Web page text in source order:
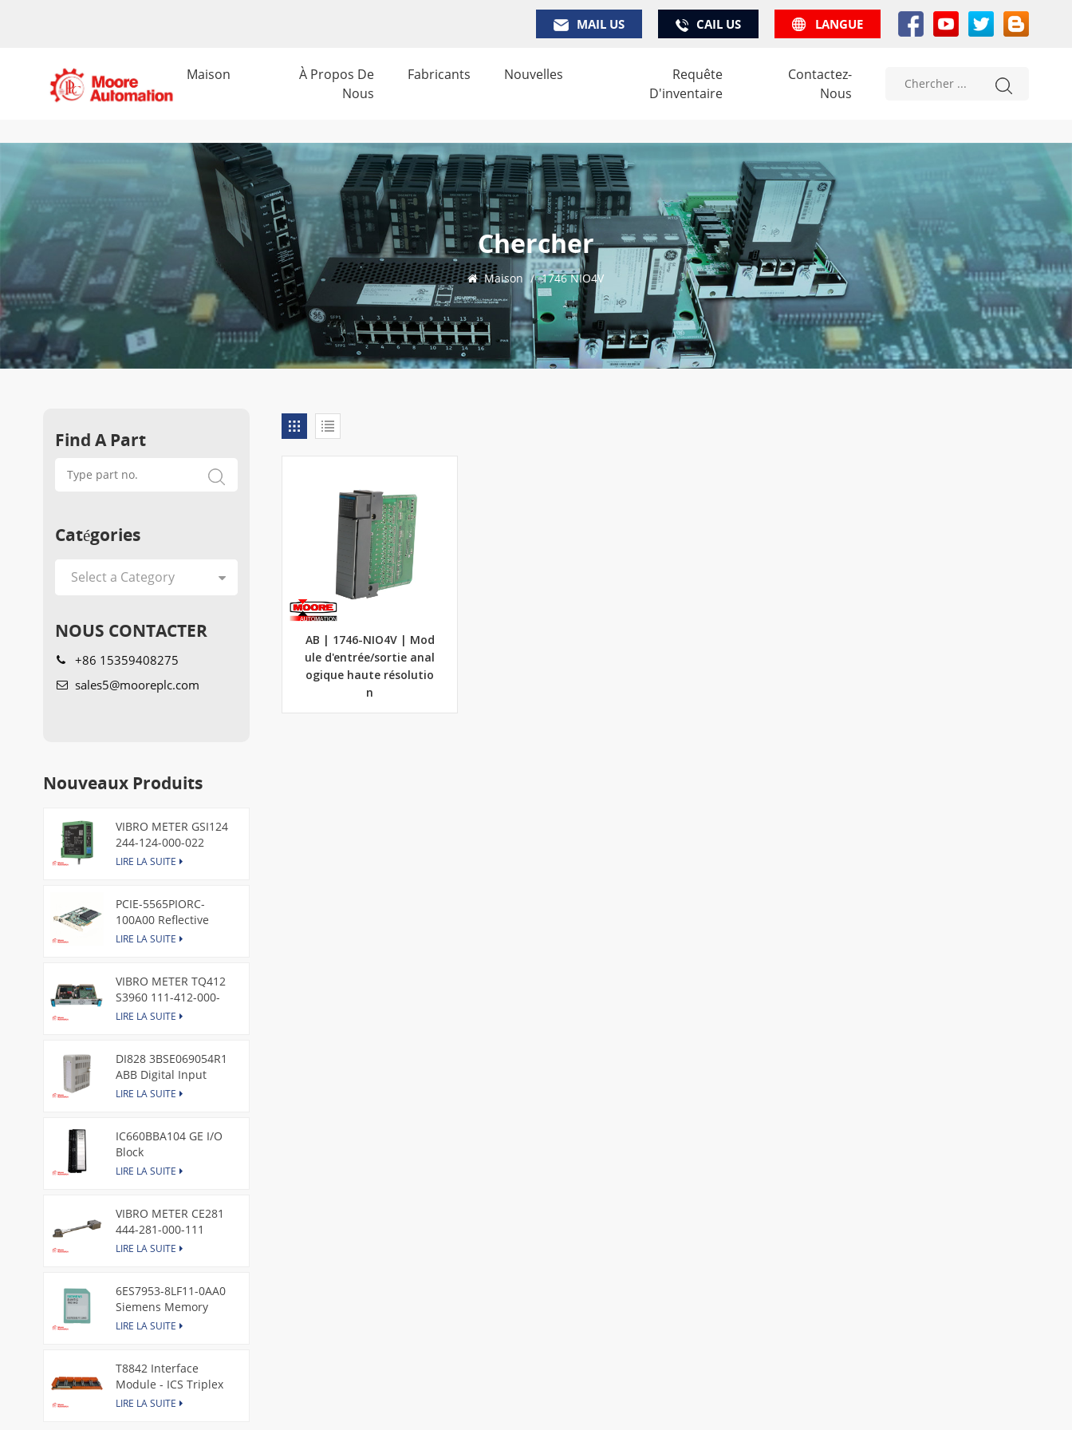
MAIL US CAIL US LANGUE
Maison
À Propos De
Nous
Fabricants Nouvelles
Requête
D'inventaire
Contactez-
Nous
Chercher
Maison / 1746 NIO4V
AB | 1746-NIO4V | Mod
ule d'entrée/sortie anal
ogique haute résolutio
n
Find A Part
Catégories
NOUS CONTACTER
+86 15359408275
sales5@mooreplc.com
Nouveaux Produits
VIBRO METER GSI124
244-124-000-022
Piezoelectric Pressure
LIRE LA SUITE
PCIE-5565PIORC-
100A00 Reflective
Memory PCI Express
LIRE LA SUITE
VIBRO METER TQ412
S3960 111-412-000-
013 Reverse Mount
LIRE LA SUITE
DI828 3BSE069054R1
ABB Digital Input
Module
LIRE LA SUITE
IC660BBA104 GE I/O
Block
LIRE LA SUITE
VIBRO METER CE281
444-281-000-111
Piezoelectric Pressure
LIRE LA SUITE
6ES7953-8LF11-0AA0
Siemens Memory
Card
LIRE LA SUITE
T8842 Interface
Module - ICS Triplex
LIRE LA SUITE